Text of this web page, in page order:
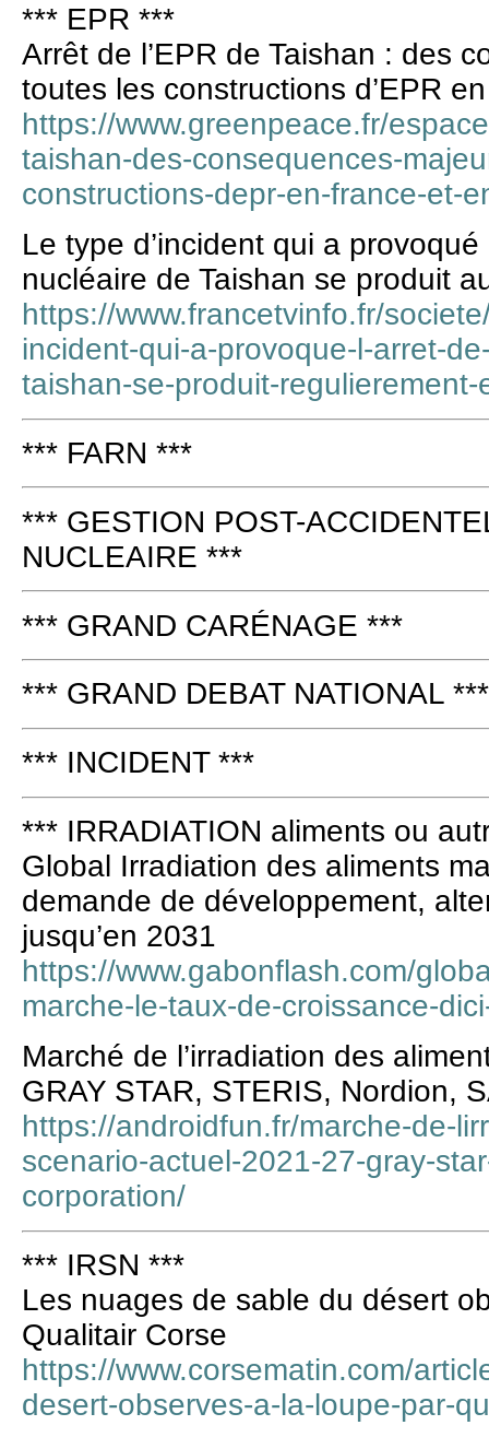
*** EPR ***
Arrêt de l’EPR de Taishan : des
toutes les constructions d’EPR
https://www.greenpeace.fr/
taishan-des-consequences-
constructions-depr-en-france-et-
Le type d’incident qui a
nucléaire de Taishan se produit
https://www.francetvinfo.fr/
incident-qui-a-provoque-l-arret-
taishan-se-produit-
*** FARN ***
*** GESTION POST-
NUCLEAIRE ***
*** GRAND CARÉNAGE ***
*** GRAND DEBAT NATIONAL ***
*** INCIDENT ***
*** IRRADIATION aliments ou
Global Irradiation des aliments
demande de développement,
jusqu’en 2031
https://www.gabonflash.com/
marche-le-taux-de-croissance-
Marché de l’irradiation des
GRAY STAR, STERIS, Nordion,
https://androidfun.fr/marche-de-
scenario-actuel-2021-27-gray-
corporation/
*** IRSN ***
Les nuages de sable du désert
Qualitair Corse
https://www.corsematin.com/
desert-observes-a-la-loupe-par-